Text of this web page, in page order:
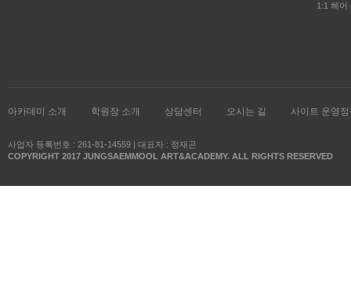
1:1 헤어
아카데미 소개 학원장 소개 상담센터 오시는 길 사이트 운영
사업자 등록번호 : 261-81-14559 | 대표자 : 정재곤
COPYRIGHT 2017 JUNGSAEMMOOL ART&ACADEMY. ALL RIGHTS RESERVED